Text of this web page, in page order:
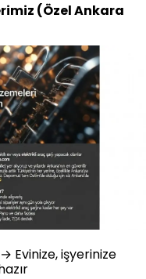
(Özel Ankara
Evinize, işyerinize